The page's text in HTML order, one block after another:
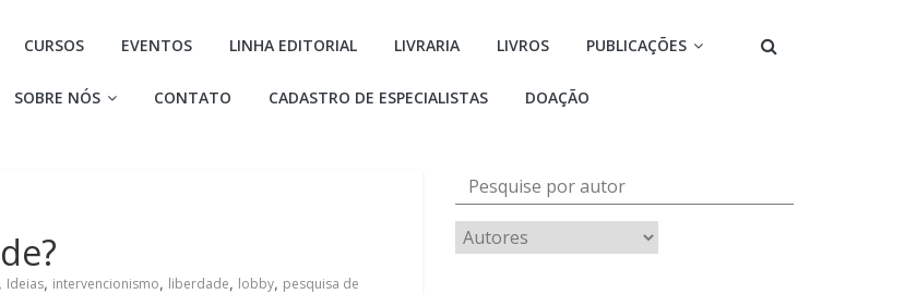
Liberal
importante
da
CURSOS EVENTOS LINHA EDITORIAL LIVRARIA LIVROS PUBLICAÇÕES
SOBRE NÓS CONTATO CADASTRO DE ESPECIALISTAS DOAÇÃO
, Ideias, intervencionismo, liberdade, lobby, pesquisa de
Pesquise por autor